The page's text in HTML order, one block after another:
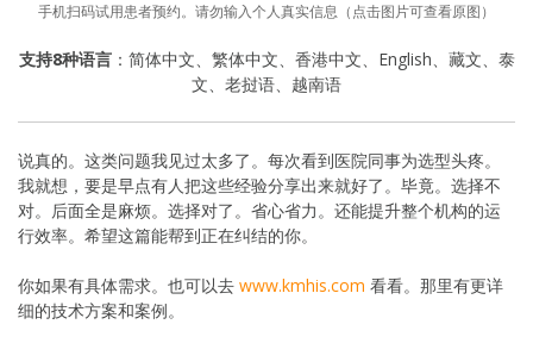
手机扫码试用患者预约。请勿输入个人真实信息（点击图片可查看原图）
支持8种语言：简体中文、繁体中文、香港中文、English、藏文、泰
文、老挝语、越南语
说真的。这类问题我见过太多了。每次看到医院同事为选型头疼。
我就想，要是早点有人把这些经验分享出来就好了。毕竟。选择不
对。后面全是麻烦。选择对了。省心省力。还能提升整个机构的运
行效率。希望这篇能帮到正在纠结的你。
你如果有具体需求。也可以去 www.kmhis.com 看看。那里有更详
细的技术方案和案例。